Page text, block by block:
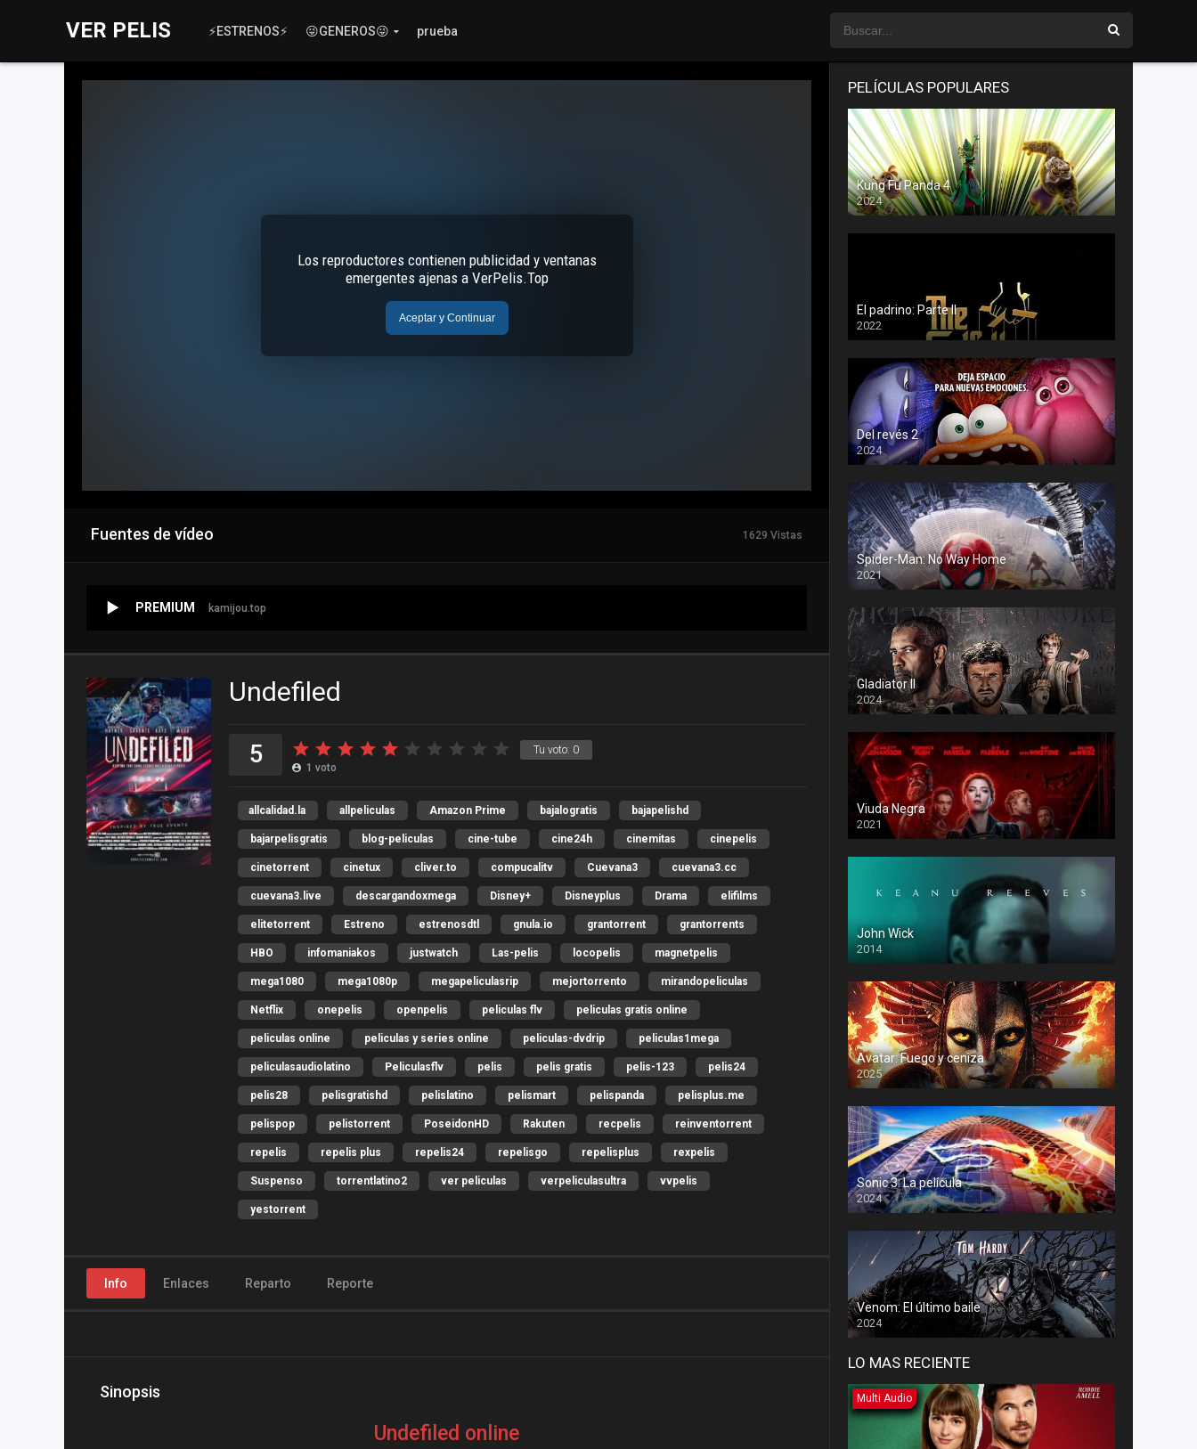
VER PELIS ⚡ESTRENOS⚡ 😜GENEROS😜 prueba
Fuentes de vídeo 1629 Vistas
PREMIUM kamijou.top
Undefiled
Tu voto: 0
5 1 voto
allcalidad.la allpeliculas Amazon Prime bajalogratis bajapelishd
bajarpelisgratis blog-peliculas cine-tube cine24h cinemitas cinepelis
cinetorrent cinetux cliver.to compucalitv Cuevana3 cuevana3.cc
cuevana3.live descargandoxmega Disney+ Disneyplus Drama elifilms
elitetorrent Estreno estrenosdtl gnula.io grantorrent grantorrents
HBO infomaniakos justwatch Las-pelis locopelis magnetpelis
mega1080 mega1080p megapeliculasrip mejortorrento mirandopeliculas
Netflix onepelis openpelis peliculas flv peliculas gratis online
peliculas online peliculas y series online peliculas-dvdrip peliculas1mega
peliculasaudiolatino Peliculasflv pelis pelis gratis pelis-123 pelis24
pelis28 pelisgratishd pelislatino pelismart pelispanda pelisplus.me
pelispop pelistorrent PoseidonHD Rakuten recpelis reinventorrent
repelis repelis plus repelis24 repelisgo repelisplus rexpelis
Suspenso torrentlatino2 ver peliculas verpeliculasultra vvpelis
yestorrent
Info Enlaces Reparto Reporte
Sinopsis
Undefiled online
PELÍCULAS POPULARES
Kung Fu Panda 4
2024
El padrino: Parte II
2022
Del revés 2
2024
Spider-Man: No Way Home
2021
Gladiator II
2024
Viuda Negra
2021
John Wick
2014
Avatar: Fuego y ceniza
2025
Sonic 3: La película
2024
Venom: El último baile
2024
LO MAS RECIENTE
Multi Audio